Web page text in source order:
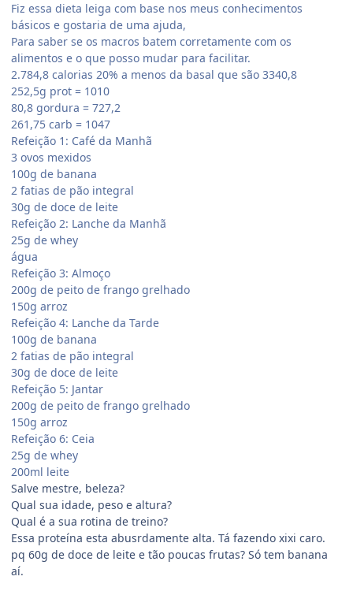
Fiz essa dieta leiga com base nos meus conhecimentos
básicos e gostaria de uma ajuda,
Para saber se os macros batem corretamente com os
alimentos e o que posso mudar para facilitar.
2.784,8 calorias 20% a menos da basal que são 3340,8
252,5g prot = 1010
80,8 gordura = 727,2
261,75 carb = 1047
Refeição 1: Café da Manhã
3 ovos mexidos
100g de banana
2 fatias de pão integral
30g de doce de leite
Refeição 2: Lanche da Manhã
25g de whey
água
Refeição 3: Almoço
200g de peito de frango grelhado
150g arroz
Refeição 4: Lanche da Tarde
100g de banana
2 fatias de pão integral
30g de doce de leite
Refeição 5: Jantar
200g de peito de frango grelhado
150g arroz
Refeição 6: Ceia
25g de whey
200ml leite
Salve mestre, beleza?
Qual sua idade, peso e altura?
Qual é a sua rotina de treino?
Essa proteína esta abusrdamente alta. Tá fazendo xixi caro.
pq 60g de doce de leite e tão poucas frutas? Só tem banana
aí.